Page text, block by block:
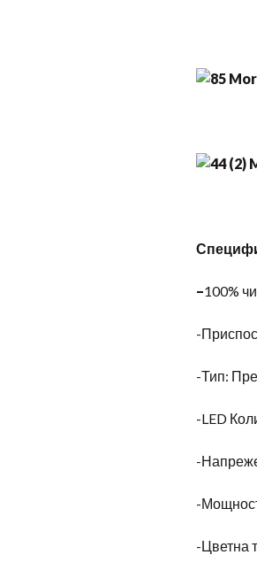
–100%
-
-Тип:
-LED
-
-
-Цветна